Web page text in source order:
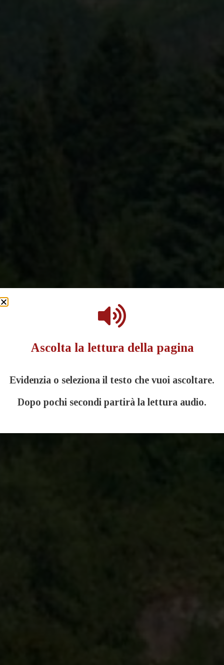
Ascolta la lettura della pagina
Evidenzia o seleziona il testo che vuoi ascoltare.
Dopo pochi secondi partirà la lettura audio.